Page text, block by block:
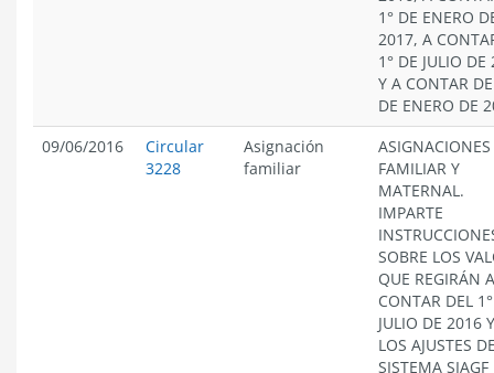
1° DE ENERO
2017, A
1° DE JULIO DE
Y A CONTAR
DE ENERO DE
09/06/2016
Circular
3228
Asignación
familiar
ASIGNACIONES
FAMILIAR Y
MATERNAL.
IMPARTE
SOBRE LOS
QUE REGIRÁN A
CONTAR DEL
JULIO DE 2016
LOS AJUSTES
SISTEMA SIAGF